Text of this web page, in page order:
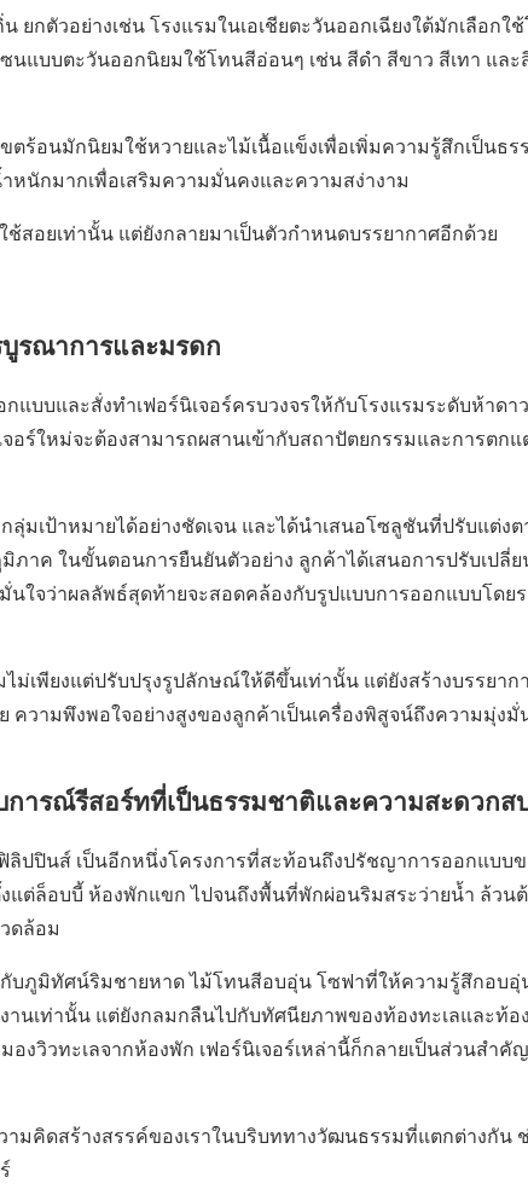
กตัวอย่างเช่น โรงแรมในเอเชียตะวันออกเฉียงใต้มักเลือกใ
แบบตะวันออกนิยมใช้โทนสีอ่อนๆ เช่น สีดำ สีขาว สีเทา และ
ร้อนมักนิยมใช้หวายและไม้เนื้อแข็งเพื่อเพิ่มความรู้สึกเป็นธ
กมากเพื่อเสริมความมั่นคงและความสง่างาม
สอยเท่านั้น แต่ยังกลายมาเป็นตัวกำหนดบรรยากาศอีกด้วย
บูรณาการและมรดก
กแบบและสั่งทำเฟอร์นิเจอร์ครบวงจรให้กับโรงแรมระดับห้าด
อร์ใหม่จะต้องสามารถผสานเข้ากับสถาปัตยกรรมและการตก
ลุ่มเป้าหมายได้อย่างชัดเจน และได้นำเสนอโซลูชันที่ปรับแต่ง
าค ในขั้นตอนการยืนยันตัวอย่าง ลูกค้าได้เสนอการปรับเปลี่ย
ใจว่าผลลัพธ์สุดท้ายจะสอดคล้องกับรูปแบบการออกแบบโดย
ม่เพียงแต่ปรับปรุงรูปลักษณ์ให้ดีขึ้นเท่านั้น แต่ยังสร้างบรรยาก
วามพึงพอใจอย่างสูงของลูกค้าเป็นเครื่องพิสูจน์ถึงความมุ่งมั่
การณ์รีสอร์ทที่เป็นธรรมชาติและความสะดวกส
ลิปปินส์ เป็นอีกหนึ่งโครงการที่สะท้อนถึงปรัชญาการออกแบบข
แต่ล็อบบี้ ห้องพักแขก ไปจนถึงพื้นที่พักผ่อนริมสระว่ายน้ำ ล้วน
ดล้อม
กับภูมิทัศน์ริมชายหาด ไม้โทนสีอบอุ่น โซฟาที่ให้ความรู้สึกอบอุ่
นเท่านั้น แต่ยังกลมกลืนไปกับทัศนียภาพของท้องทะเลและท้อ
งวิวทะเลจากห้องพัก เฟอร์นิเจอร์เหล่านี้ก็กลายเป็นส่วนสำคั
มคิดสร้างสรรค์ของเราในบริบททางวัฒนธรรมที่แตกต่างกัน